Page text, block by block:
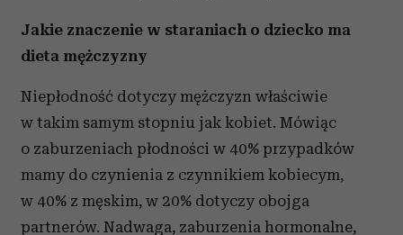
Jakie znaczenie w staraniach o dziecko ma
dieta mężczyzny
Niepłodność dotyczy mężczyzn właściwie
w takim samym stopniu jak kobiet. Mówiąc
o zaburzeniach płodności w 40% przypadków
mamy do czynienia z czynnikiem kobiecym,
w 40% z męskim, w 20% dotyczy obojga
partnerów. Nadwaga, zaburzenia hormonalne,